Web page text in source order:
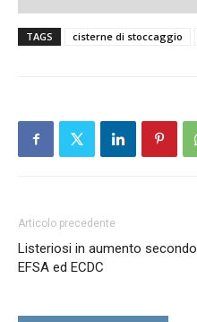
TAGS cisterne di stoccaggio
Articolo precedente
Listeriosi in aumento secondo
EFSA ed ECDC